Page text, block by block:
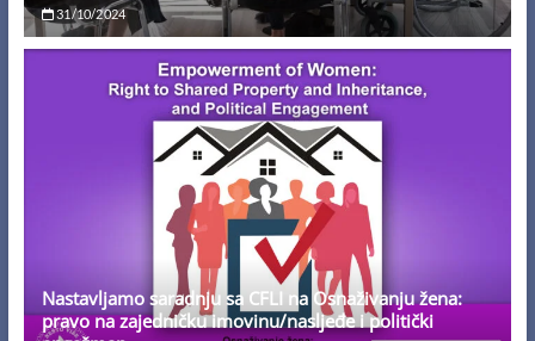
31/10/2024
Nastavljamo saradnju sa CFLI na Osnaživanju žena:
pravo na zajedničku imovinu/nasljeđe i politički